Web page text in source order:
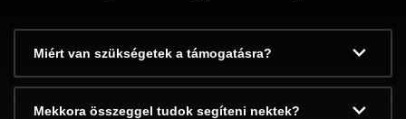
Miért van szükségetek a támogatásra?
Mekkora összeggel tudok segíteni nektek?